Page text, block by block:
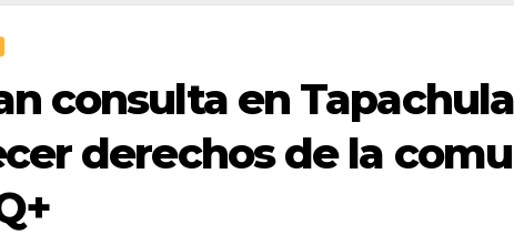
consulta en
derechos de la